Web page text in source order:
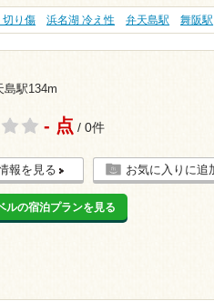
切り傷 浜名湖 冷え性 弁天島駅 舞阪駅
島駅134m
- 点 / 0件
報を見る お気に入りに追
ルの宿泊プランを見る